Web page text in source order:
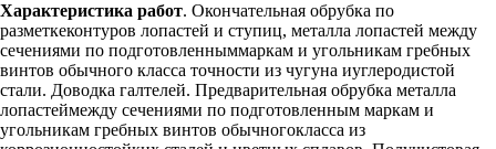
Характеристика работ. Окончательная обрубка по
разметкеконтуров лопастей и ступиц, металла лопастей между
сечениями по подготовленныммаркам и угольникам гребных
винтов обычного класса точности из чугуна иуглеродистой
стали. Доводка галтелей. Предварительная обрубка металла
лопастеймежду сечениями по подготовленным маркам и
угольникам гребных винтов обычногокласса из